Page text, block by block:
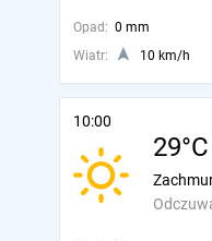
Opad: 0 mm
Wiatr:
10 km/h
10:00
29°C